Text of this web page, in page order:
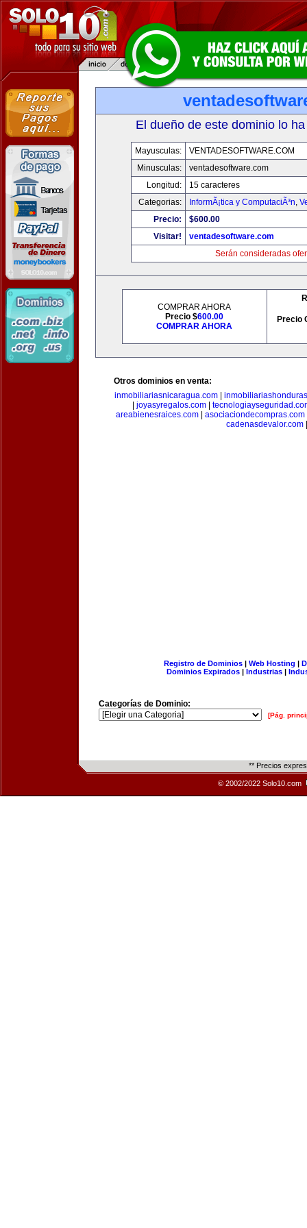
El dueño de este dominio lo
Mayusculas:
VENTADESOFTWARE.COM
Minusculas:
ventadesoftware.com
Longitud:
15 caracteres
Categorias:
InformÃ¡tica y ComputaciÃ³n,
Precio:
$600.00
Visitar!
ventadesoftware.com
Serán consideradas
COMPRAR AHORA
Precio $600.00
COMPRAR AHORA
Precio
Otros dominios en venta:
inmobiliariasnicaragua.com|
joyasyregalos.com
areabienesraices.com| asociaciondecompras.com
cadenasdevalor.com|
Registro de Dominios| Web Hosting |
Dominios Expirados | Industrias |
Categorías de Dominio:
[Pág.
** Precios
© 2002/2022 Solo10.com